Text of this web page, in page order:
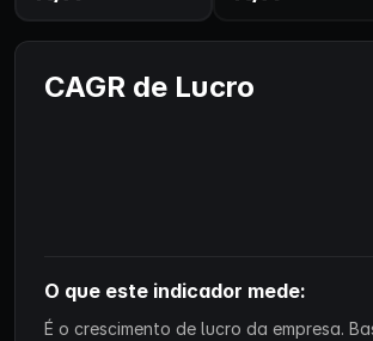
CAGR de Lucro
O que este indicador mede:
É o crescimento de lucro da empresa.